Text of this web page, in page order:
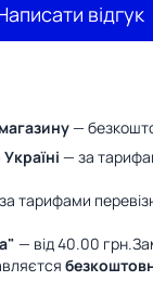
відгук
—
— за
тарифами
— від 40.00